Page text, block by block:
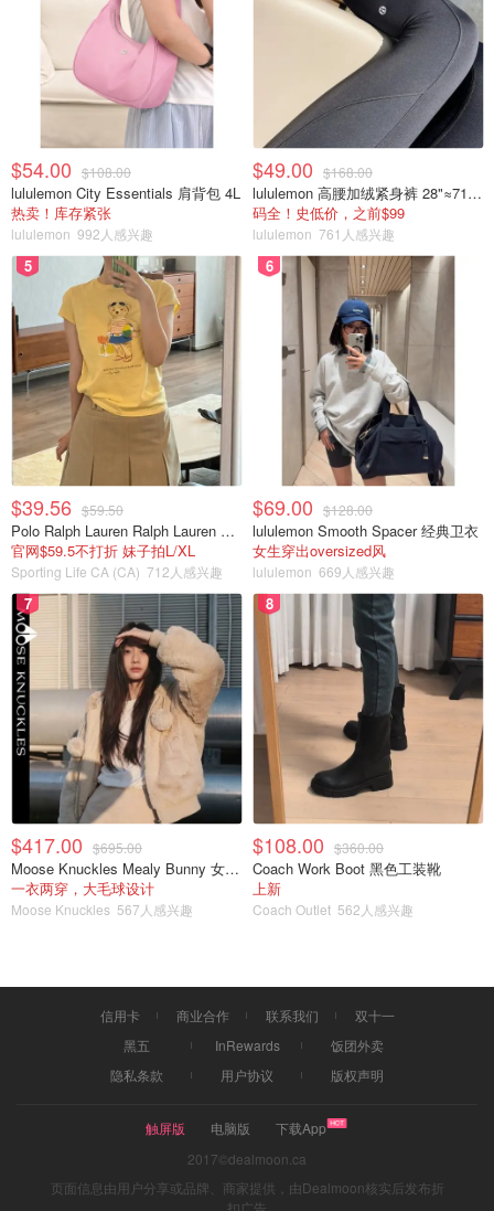
这份训练计划中，安排了很多不同的臀部训练动作，其中最
重要的动作是Hip Thrust/杠铃臀推，Romanian Deadlift/杠
铃直腿硬拉和Glute Elevated Hip Abduction/臀部抬高坐姿
髋外展。
Hip Thrust/杠铃臀推
这个动作主要训练到臀大肌，臀中肌和大腿后肌，同时也会
训练到股二头肌和内收肌，是训练臀部肌肉最有效的动作。
这个动作的关键在于要使用臀部出力推动杠铃抬起，而非腰
椎，要避免下背部过度拱起。在动作全程保持下巴向下收
紧，可以更好的使臀部出力。同时要想象脚跟推地。
图片来自于网路 ，版权属于原作者
Romanian Deadlift/杠铃直腿硬拉
这个动作主要训练到臀大肌和大腿后肌，同时也会训练到股
二头肌和背部肌肉，是非常有效的练臀动作。我们在做的时
的拉伸。
$54.00 $108.00
lululemon City Essentials 肩背包 4L
热卖！库存紧张
lululemon 992人感兴趣
$49.00 $168.00
lululemon 高腰加绒紧身裤 28"≈71cm 5个口袋
码全！史低价，之前$99
lululemon 761人感兴趣
5
$39.56 $59.50
Polo Ralph Lauren Ralph Lauren Polo Bear 女童棉T恤 染色 1件
官网$59.5不打折 妹子拍L/XL
Sporting Life CA (CA) 712人感兴趣
6
$69.00 $128.00
lululemon Smooth Spacer 经典卫衣
女生穿出oversized风
lululemon 669人感兴趣
7
$417.00 $695.00
Moose Knuckles Mealy Bunny 女士双面穿连帽外套
一衣两穿，大毛球设计
Moose Knuckles 567人感兴趣
8
$108.00 $360.00
Coach Work Boot 黑色工装靴
上新
Coach Outlet 562人感兴趣
信用卡 商业合作 联系我们
双十一
黑五
InRewards
饭团外卖
隐私条款
用户协议 版权声明
触屏版 电脑版
下载App
2017©dealmoon.ca
页面信息由用户分享或品牌、商家提供，由Dealmoon核实后发布折
扣广告